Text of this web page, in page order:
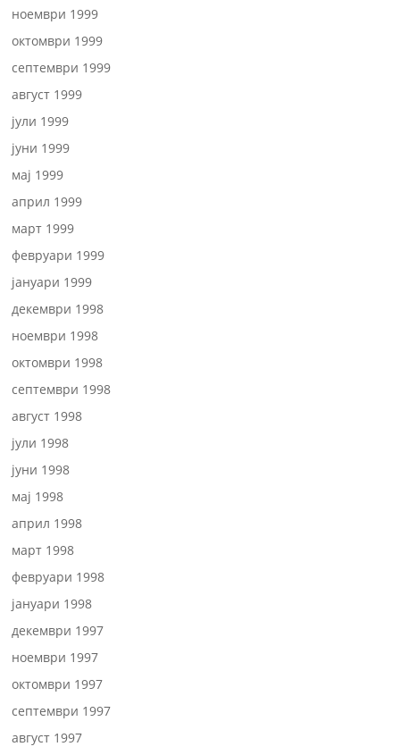
ноември 1999
октомври 1999
септември 1999
август 1999
јули 1999
јуни 1999
мај 1999
април 1999
март 1999
февруари 1999
јануари 1999
декември 1998
ноември 1998
октомври 1998
септември 1998
август 1998
јули 1998
јуни 1998
мај 1998
април 1998
март 1998
февруари 1998
јануари 1998
декември 1997
ноември 1997
октомври 1997
септември 1997
август 1997